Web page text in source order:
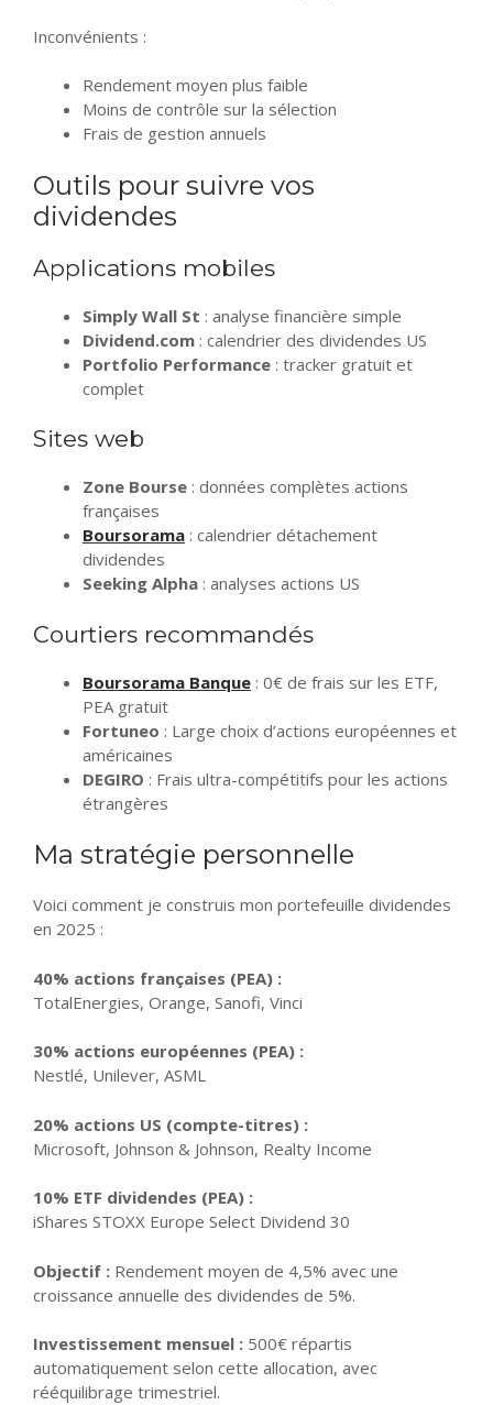
Inconvénients :
Rendement moyen plus faible
Moins de contrôle sur la sélection
Frais de gestion annuels
Outils pour suivre vos
dividendes
Applications mobiles
Simply Wall St : analyse financière simple
Dividend.com : calendrier des dividendes US
Portfolio Performance : tracker gratuit et
complet
Sites web
Zone Bourse : données complètes actions
françaises
Boursorama : calendrier détachement
dividendes
Seeking Alpha : analyses actions US
Courtiers recommandés
Boursorama Banque : 0€ de frais sur les ETF,
PEA gratuit
Fortuneo : Large choix d’actions européennes et
américaines
DEGIRO : Frais ultra-compétitifs pour les actions
étrangères
Ma stratégie personnelle
Voici comment je construis mon portefeuille dividendes
en 2025 :
40% actions françaises (PEA) :
TotalEnergies, Orange, Sanofi, Vinci
30% actions européennes (PEA) :
Nestlé, Unilever, ASML
20% actions US (compte-titres) :
Microsoft, Johnson & Johnson, Realty Income
10% ETF dividendes (PEA) :
iShares STOXX Europe Select Dividend 30
Objectif : Rendement moyen de 4,5% avec une
croissance annuelle des dividendes de 5%.
Investissement mensuel : 500€ répartis
automatiquement selon cette allocation, avec
rééquilibrage trimestriel.